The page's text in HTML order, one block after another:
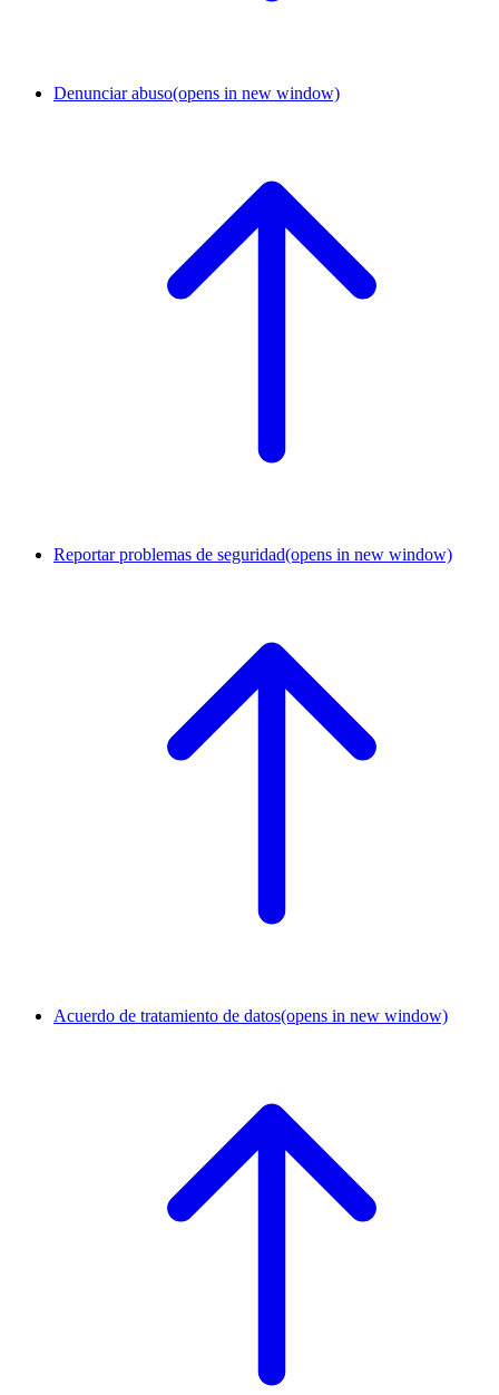
Denunciar abuso(opens in new window)
Reportar problemas de seguridad(opens in new window)
Acuerdo de tratamiento de datos(opens in new window)